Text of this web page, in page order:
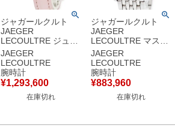
ジャガールクルト
JAEGER
LECOULTRE ジュワ
ィアリー 101 アトリ
エ 282.3.70 メーカー
OH済 K18WG無垢 純
正ダイヤ 角型 レディ
ース 腕時計手巻き シ
ルバー 【中古】
JAEGER
LECOULTRE
腕時計
¥1,293,600
在庫切れ
ジャガールクルト
JAEGER
LECOULTRE マスタ
ー ジオグラフィーク
142.880.922
142.8.92 リザーブド
マルシェ GMT デイ
ト メンズ 腕時計自動
巻き シルバー 【中
JAEGER
LECOULTRE
腕時計
¥883,960
在庫切れ